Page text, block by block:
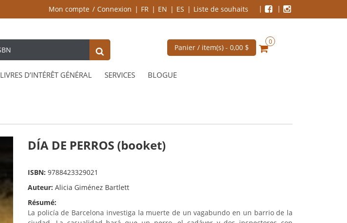
Mon compte Connexion FR EN ES Liste de souhaits
Panier / item(s) - 0,00 $
0
LIVRES D’INTÉRÊT GÉNÉRAL SERVICES BLOGUE
DÍA DE PERROS (booket)
ISBN: 9788423329021
Auteur: Alicia Giménez Bartlett
Résumé:
La policía de Barcelona investiga la muerte de un vagabundo en un barrio de la